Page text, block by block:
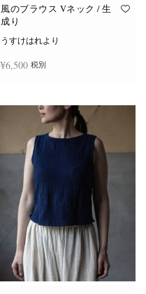
オ
ジ
か
ら
選
風のブラウス Vネック / 生
成り
うすけはれより
¥6,500 税別